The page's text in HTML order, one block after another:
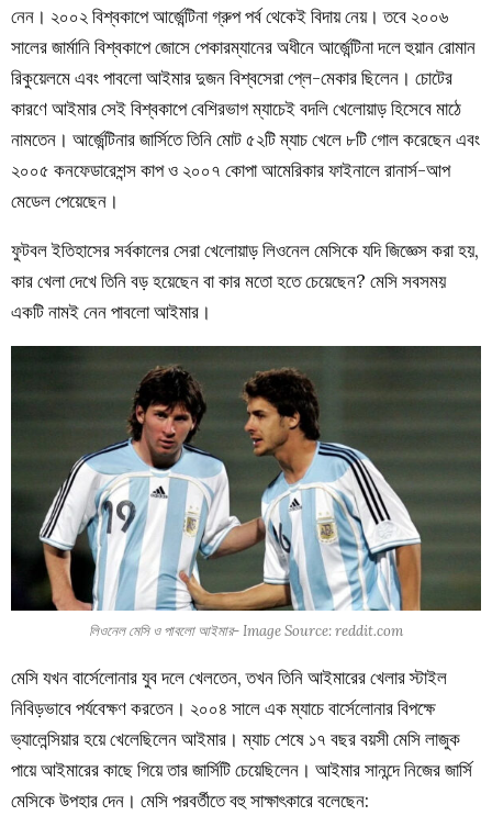
নেন। ২০০২ বিশ্বকাপে আর্জেন্টিনা গ্রুপ পর্ব থেকেই বিদায় নেয়। তবে ২০০৬
সালের জার্মানি বিশ্বকাপে জোসে পেকারম্যানের অধীনে আর্জেন্টিনা দলে হুয়ান রোমান
রিকুয়েলমে এবং পাবলো আইমার দুজন বিশ্বসেরা প্লে-মেকার ছিলেন। চোটের
কারণে আইমার সেই বিশ্বকাপে বেশিরভাগ ম্যাচেই বদলি খেলোয়াড় হিসেবে মাঠে
নামতেন। আর্জেন্টিনার জার্সিতে তিনি মোট ৫২টি ম্যাচ খেলে ৮টি গোল করেছেন এবং
২০০৫ কনফেডারেশন্স কাপ ও ২০০৭ কোপা আমেরিকার ফাইনালে রানার্স-আপ
মেডেল পেয়েছেন।
ফুটবল ইতিহাসের সর্বকালের সেরা খেলোয়াড় লিওনেল মেসিকে যদি জিজ্ঞেস করা হয়,
কার খেলা দেখে তিনি বড় হয়েছেন বা কার মতো হতে চেয়েছেন? মেসি সবসময়
একটি নামই নেন পাবলো আইমার।
লিওনেল মেসি ও পাবলো আইমার- Image Source: reddit.com
মেসি যখন বার্সেলোনার যুব দলে খেলতেন, তখন তিনি আইমারের খেলার স্টাইল
নিবিড়ভাবে পর্যবেক্ষণ করতেন। ২০০৪ সালে এক ম্যাচে বার্সেলোনার বিপক্ষে
ভ্যালেন্সিয়ার হয়ে খেলেছিলেন আইমার। ম্যাচ শেষে ১৭ বছর বয়সী মেসি লাজুক
পায়ে আইমারের কাছে গিয়ে তার জার্সিটি চেয়েছিলেন। আইমার সানন্দে নিজের জার্সি
মেসিকে উপহার দেন। মেসি পরবর্তীতে বহু সাক্ষাৎকারে বলেছেন: